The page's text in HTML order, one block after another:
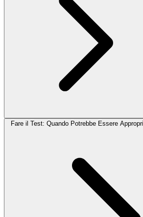
Fare il Test: Quando Potrebbe Essere